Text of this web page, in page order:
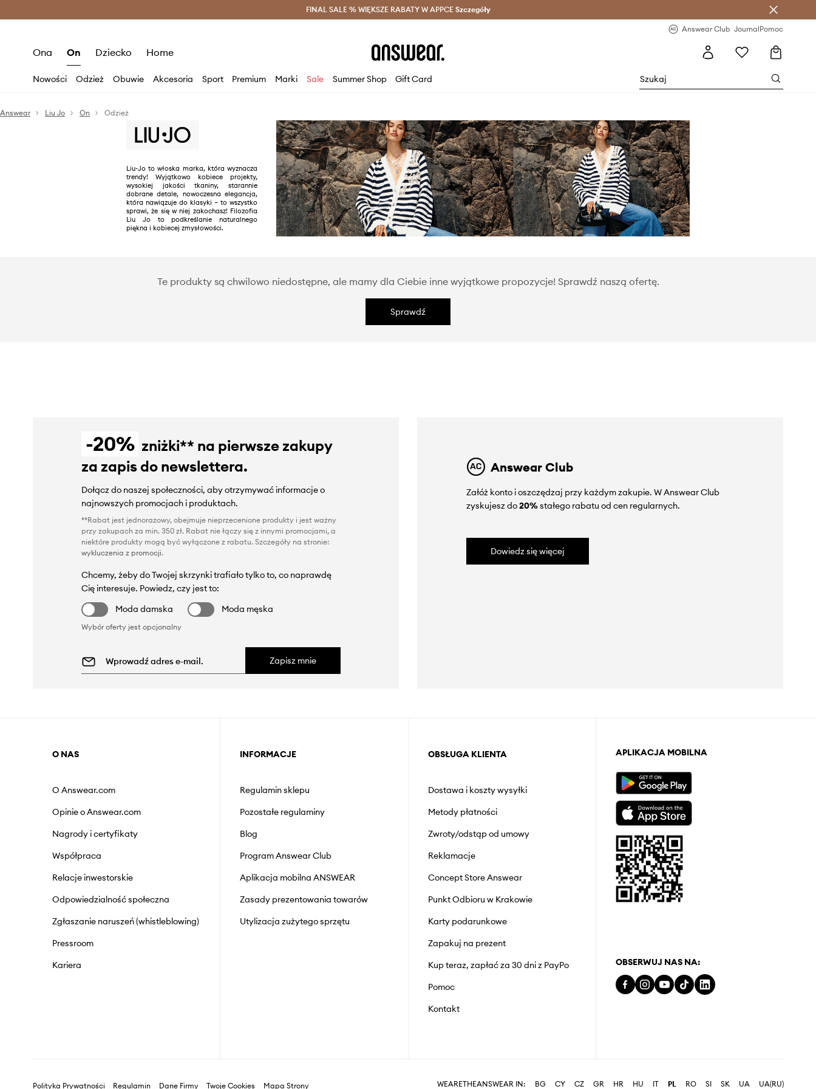
Oszczędzaj z Answear Club > Dostawa nawet w 24h >
FINAL SALE % WIĘKSZE RABATY W APPCE Szczegóły
Answear Club JournalPomoc
Ona On Dziecko Home
Nowości Odzież Obuwie Akcesoria Sport Premium Marki Sale Summer Shop Gift Card
Answear Liu Jo On Odzież
Liu-Jo to włoska marka, która wyznacza
trendy! Wyjątkowo kobiece projekty,
wysokiej jakości tkaniny, starannie
dobrane detale, nowoczesna elegancja,
która nawiązuje do klasyki – to wszystko
sprawi, że się w niej zakochasz! Filozofia
Liu Jo to podkreślanie naturalnego
piękna i kobiecej zmysłowości.
Te produkty są chwilowo niedostępne, ale mamy dla Ciebie inne wyjątkowe propozycje! Sprawdź naszą ofertę.
Sprawdź
-20% zniżki** na pierwsze zakupy
za zapis do newslettera.
Dołącz do naszej społeczności, aby otrzymywać informacje o
najnowszych promocjach i produktach.
**Rabat jest jednorazowy, obejmuje nieprzecenione produkty i jest ważny
przy zakupach za min. 350 zł. Rabat nie łączy się z innymi promocjami, a
niektóre produkty mogą być wyłączone z rabatu. Szczegóły na stronie:
wykluczenia z promocji.
Chcemy, żeby do Twojej skrzynki trafiało tylko to, co naprawdę
Cię interesuje. Powiedz, czy jest to:
Moda damska
Moda męska
Wybór oferty jest opcjonalny
Zapisz mnie
Answear Club
Załóż konto i oszczędzaj przy każdym zakupie. W Answear Club
zyskujesz do20%stałego rabatu od cen regularnych.
Dowiedz się więcej
O NAS
O Answear.com
Opinie o Answear.com
Nagrody i certyfikaty
Współpraca
Relacje inwestorskie
Odpowiedzialność społeczna
Zgłaszanie naruszeń (whistleblowing)
Pressroom
Kariera
INFORMACJE
Regulamin sklepu
Pozostałe regulaminy
Blog
Program Answear Club
Aplikacja mobilna ANSWEAR
Zasady prezentowania towarów
Utylizacja zużytego sprzętu
OBSŁUGA KLIENTA
Dostawa i koszty wysyłki
Metody płatności
Zwroty/odstąp od umowy
Reklamacje
Concept Store Answear
Punkt Odbioru w Krakowie
Karty podarunkowe
Zapakuj na prezent
Kup teraz, zapłać za 30 dni z PayPo
Pomoc
Kontakt
APLIKACJA MOBILNA
OBSERWUJ NAS NA:
Polityka Prywatności Regulamin Dane Firmy Twoje Cookies Mapa Strony WEARETHEANSWEAR IN: BG CY CZ GR HR HU IT PL RO SI SK UA UA(RU)